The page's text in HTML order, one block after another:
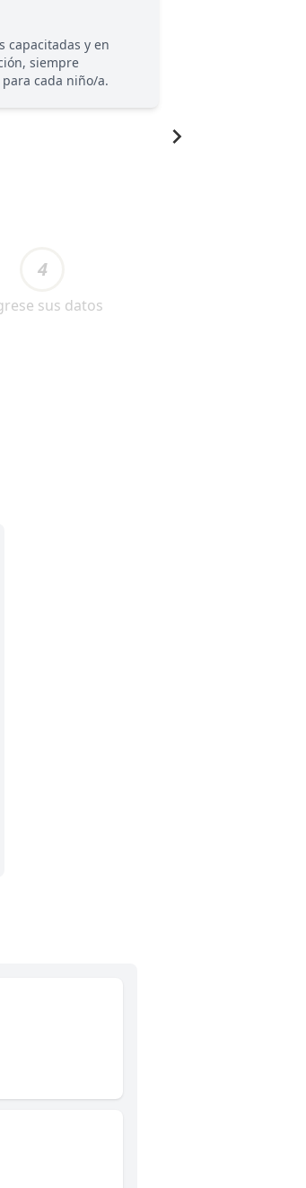
capacitadas y en
siempre
cada niño/a.
4
sus datos